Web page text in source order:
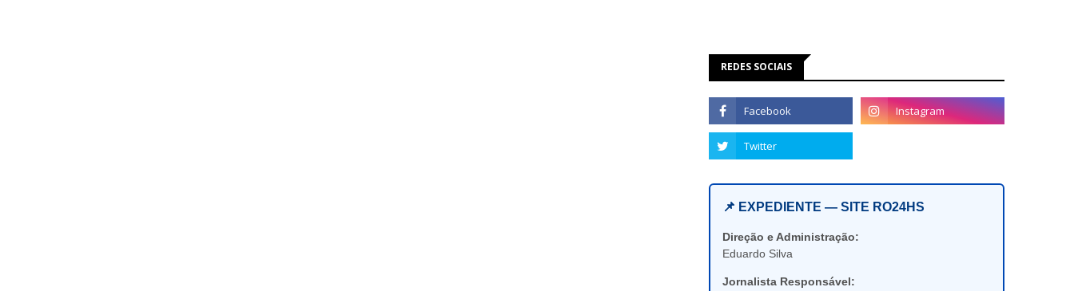
REDES SOCIAIS
📌 EXPEDIENTE — SITE RO24HS
Direção e Administração:
Eduardo Silva
Jornalista Responsável: